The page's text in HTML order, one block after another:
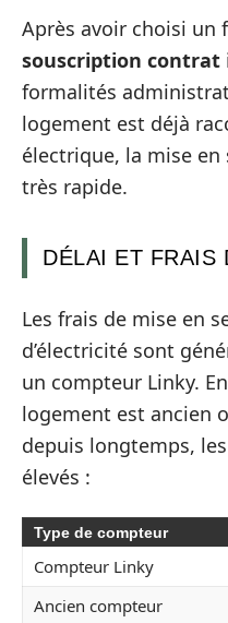
Après avoir choisi un
souscription contrat
formalités
logement est déjà
électrique, la mise
très rapide.
DÉLAI ET FRAIS
Les frais de mise en
d’électricité sont
un compteur Linky.
logement est ancien
depuis longtemps,
élevés :
Type de compteur
Compteur Linky
Ancien compteur